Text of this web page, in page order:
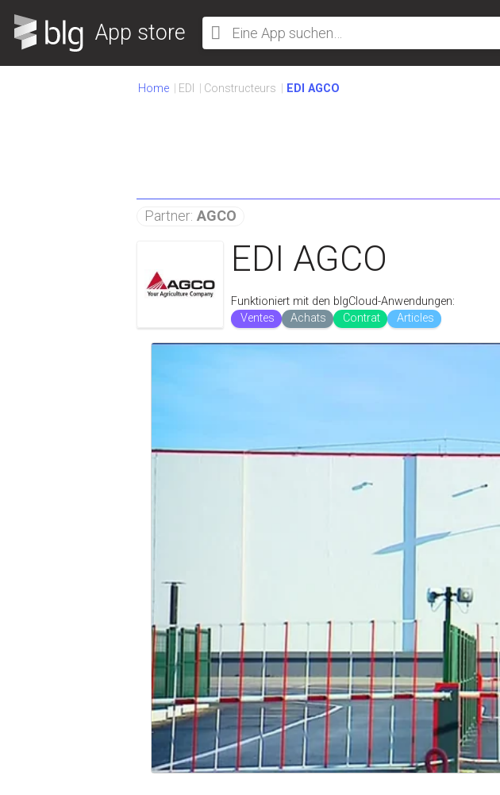
App store
Home EDI Constructeurs EDI AGCO
Partner: AGCO
EDI AGCO
Funktioniert mit den blgCloud-Anwendungen:
Ventes
Achats Contrat Articles